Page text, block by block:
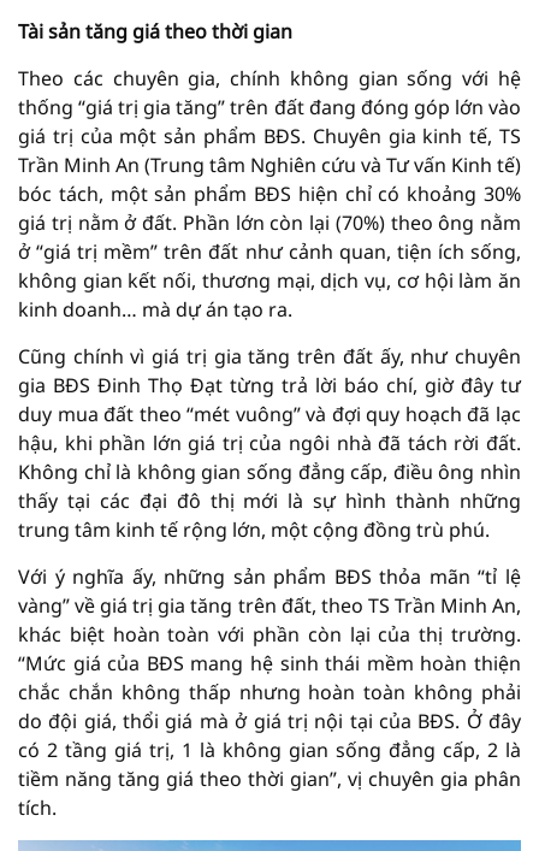
Tài sản tăng giá theo thời gian
Theo các chuyên gia, chính không gian sống với hệ
thống “giá trị gia tăng” trên đất đang đóng góp lớn vào
giá trị của một sản phẩm BĐS. Chuyên gia kinh tế, TS
Trần Minh An (Trung tâm Nghiên cứu và Tư vấn Kinh tế)
bóc tách, một sản phẩm BĐS hiện chỉ có khoảng 30%
giá trị nằm ở đất. Phần lớn còn lại (70%) theo ông nằm
ở “giá trị mềm” trên đất như cảnh quan, tiện ích sống,
không gian kết nối, thương mại, dịch vụ, cơ hội làm ăn
kinh doanh… mà dự án tạo ra.
Cũng chính vì giá trị gia tăng trên đất ấy, như chuyên
gia BĐS Đinh Thọ Đạt từng trả lời báo chí, giờ đây tư
duy mua đất theo “mét vuông” và đợi quy hoạch đã lạc
hậu, khi phần lớn giá trị của ngôi nhà đã tách rời đất.
Không chỉ là không gian sống đẳng cấp, điều ông nhìn
thấy tại các đại đô thị mới là sự hình thành những
trung tâm kinh tế rộng lớn, một cộng đồng trù phú.
Với ý nghĩa ấy, những sản phẩm BĐS thỏa mãn “tỉ lệ
vàng” về giá trị gia tăng trên đất, theo TS Trần Minh An,
khác biệt hoàn toàn với phần còn lại của thị trường.
“Mức giá của BĐS mang hệ sinh thái mềm hoàn thiện
chắc chắn không thấp nhưng hoàn toàn không phải
do đội giá, thổi giá mà ở giá trị nội tại của BĐS. Ở đây
có 2 tầng giá trị, 1 là không gian sống đẳng cấp, 2 là
tiềm năng tăng giá theo thời gian”, vị chuyên gia phân
tích.